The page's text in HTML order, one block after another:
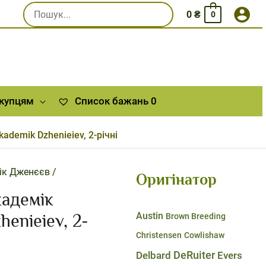
Шукати:
0₴ 0
Список бажань 0
Dzhenieiev, 2-річні
Дженєєв /
2-
Оригінатор
Austin Brown Breeding
Christensen Cowlishaw
Delbard DeRuiter Evers